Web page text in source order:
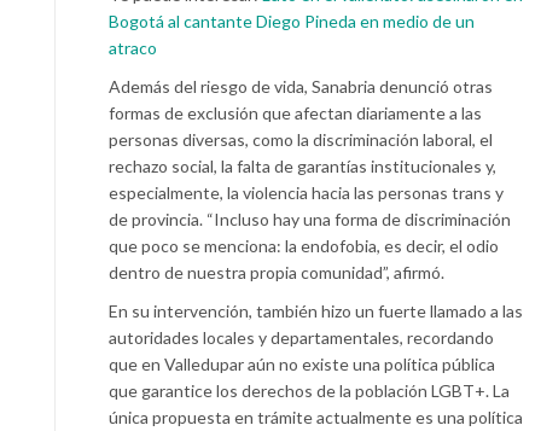
Bogotá al cantante Diego Pineda en medio de un
atraco
Además del riesgo de vida, Sanabria denunció otras
formas de exclusión que afectan diariamente a las
personas diversas, como la discriminación laboral, el
rechazo social, la falta de garantías institucionales y,
especialmente, la violencia hacia las personas trans y
de provincia. “Incluso hay una forma de discriminación
que poco se menciona: la endofobia, es decir, el odio
dentro de nuestra propia comunidad”, afirmó.
En su intervención, también hizo un fuerte llamado a las
autoridades locales y departamentales, recordando
que en Valledupar aún no existe una política pública
que garantice los derechos de la población LGBT+. La
única propuesta en trámite actualmente es una política